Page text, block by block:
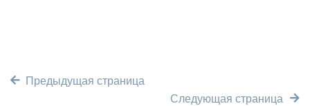
Предыдущая страница
Следующая страница